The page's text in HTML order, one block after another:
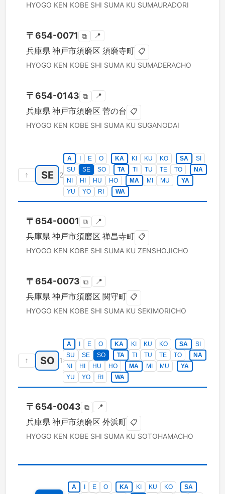
HYOGO KEN KOBE SHI SUMA KU SUMAURADORI
〒654-0071 ⧉ 📍
兵庫県 神戸市須磨区 須磨寺町 📋
HYOGO KEN KOBE SHI SUMA KU SUMADERACHO
〒654-0143 ⧉ 📍
兵庫県 神戸市須磨区 菅の台 📋
HYOGO KEN KOBE SHI SUMA KU SUGANODAI
↑ SE 2
A E O KA KI KU KO SA
SI
SU
SE SO TA TI TU TE TO
NA
NI
HI HU HO MA MI MU
YA
YU
YO RI WA
〒654-0001 ⧉ 📍
兵庫県 神戸市須磨区 禅昌寺町 📋
HYOGO KEN KOBE SHI SUMA KU ZENSHOJICHO
〒654-0073 ⧉ 📍
兵庫県 神戸市須磨区 関守町 📋
HYOGO KEN KOBE SHI SUMA KU SEKIMORICHO
↑ SO 1
A E O KA KI KU KO SA
SI
SU
SE SO TA TI TU TE TO
NA
NI
HI HU HO MA MI MU
YA
YU
YO RI WA
〒654-0043 ⧉ 📍
兵庫県 神戸市須磨区 外浜町 📋
HYOGO KEN KOBE SHI SUMA KU SOTOHAMACHO
A E O KA KI KU KO
SA